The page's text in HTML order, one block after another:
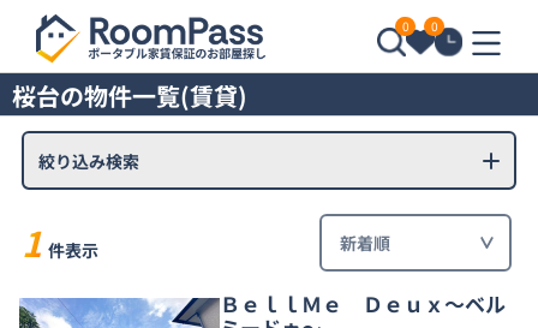
0 0
桜台の物件一覧(賃貸)
絞り込み検索
1 件表示
ＢｅｌｌＭｅ Ｄｅｕｘ～ベル